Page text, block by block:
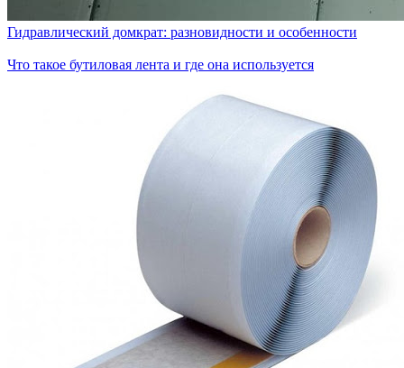
Гидравлический домкрат: разновидности и особенности
Что такое бутиловая лента и где она используется